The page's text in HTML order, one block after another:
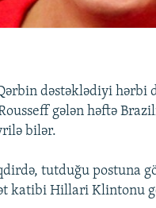
dəstəklədiyi hərbi
gələn həftə
bilər.
tutduğu postuna
katibi Hillari Klintonu